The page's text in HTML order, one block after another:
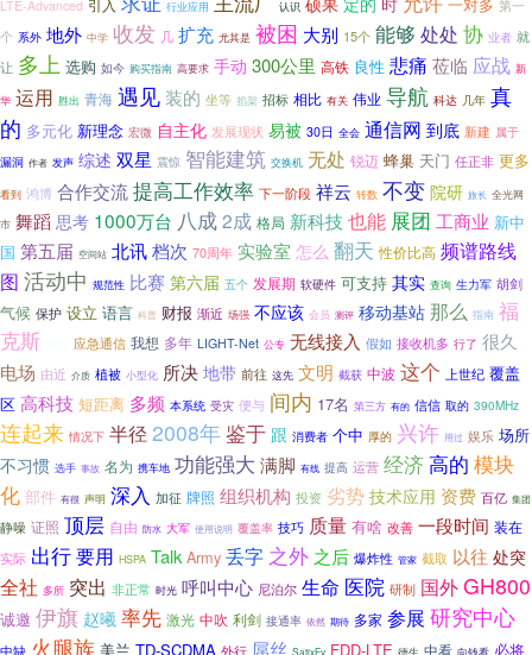
LTE-Advanced 引入 行业应用 认识
第一
个 系外 地外 中学 收发 几 扩充 尤其是 被困 大别 15个 能够 处处 协 业者 就
让 多上 选购 如今 购买指南 高要求 手动 300公里 高铁 良性 悲痛 莅临 应战 新
华 运用 胜出 青海 遇见 装的 坐等 掐架 招标 相比 有关 伟业 导航 科达 几年 真
的 多元化 新理念 宏微 自主化 发展现状 易被 30日 全会 通信网 到底 新建 属于
漏洞 作者 发声 综述 双星 震惊 智能建筑 交换机 无处 锐迈 蜂巢 天门 任正非 更多
看到 鸿博 合作交流提高工作效率 下一阶段 祥云 转数 不变 院研 旅长 全光网
市 舞蹈 思考 1000万台 八成2成 格局 新科技 也能 展团 工商业 新中
国 第五届 空间站 北讯档次 70周年 实验室 怎么 翻天 性价比高 频谱路线
图 活动中 规范性 比赛 第六届 五个 发展期 软硬件 可支持 其实 查询 生力军 胡剑
气候 保护 设立 语言 科普 财报 渐近 场强 不应该 会员 测评 移动基站 那么 指南 福
克斯
应急通信 我想 多年 LIGHT-Net 公专 无线接入 假如 接收机多 行了 很久
电场 由近 介质 植被 小型化 所决地带 前往 这先 文明 截获 中波 这个 上世纪 覆盖
区 高科技 短距离 多频 本系统 受灾 便与 间内 17名 第三方 有的 信信 取的 390MHz
连起来 情况下 半径2008年鉴于 跟 消费者 个中 厚的 兴许 用过 娱乐 场所
不习惯 选手 事故 名为 携车地 功能强大 满脚 有线 提高 运营 经济高的 模块
化 部件 有很 声明 深入 加征 牌照 组织机构 投资 劣势 技术应用 资费 百亿 集团
静噪 证照 顶层 自由 防水 大军 使用说明 覆盖率 技巧 质量 有啥 改善 一段时间 装在
实际 出行要用 HSPA Talk Army 丢字 之外 之后 爆炸性 管家 截取 以往 处突
全社 多所 突出 非正常 时光 呼叫中心 尼泊尔 生命 医院 研制 国外GH800
诚邀 伊旗 赵曦 率先 激光 中吹 利剑 接通率 依然 期待 多家 参展 研究中心
中缺 火腿族 美兰 TD-SCDMA 外行 屌丝 SatixFy FDD-LTE 中看 必将